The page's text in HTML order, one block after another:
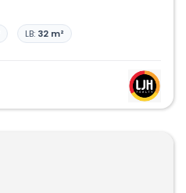
LB: 32 m²